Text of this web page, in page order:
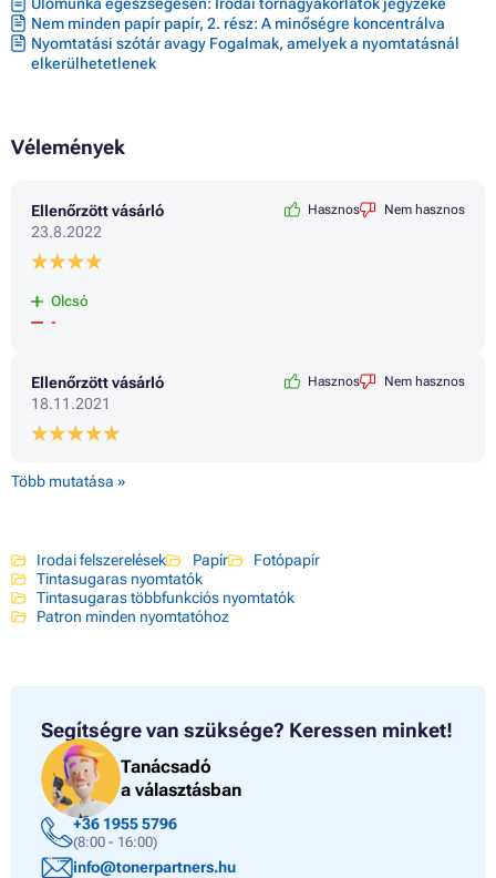
Nem minden papír papír, 2. rész: A minőségre koncentrálva
Nyomtatási szótár avagy Fogalmak, amelyek a nyomtatásnál
elkerülhetetlenek
Vélemények
Ellenőrzött vásárló
23.8.2022
Hasznos Nem hasznos
Olcsó
-
Ellenőrzött vásárló
18.11.2021
Hasznos Nem hasznos
Több mutatása »
Irodai felszerelések Papír
Fotópapír
Tintasugaras nyomtatók
Tintasugaras többfunkciós nyomtatók
Patron minden nyomtatóhoz
Segítségre van szüksége? Keressen minket!
Tanácsadó
a választásban
+36 1955 5796
(8:00 - 16:00)
info@tonerpartners.hu